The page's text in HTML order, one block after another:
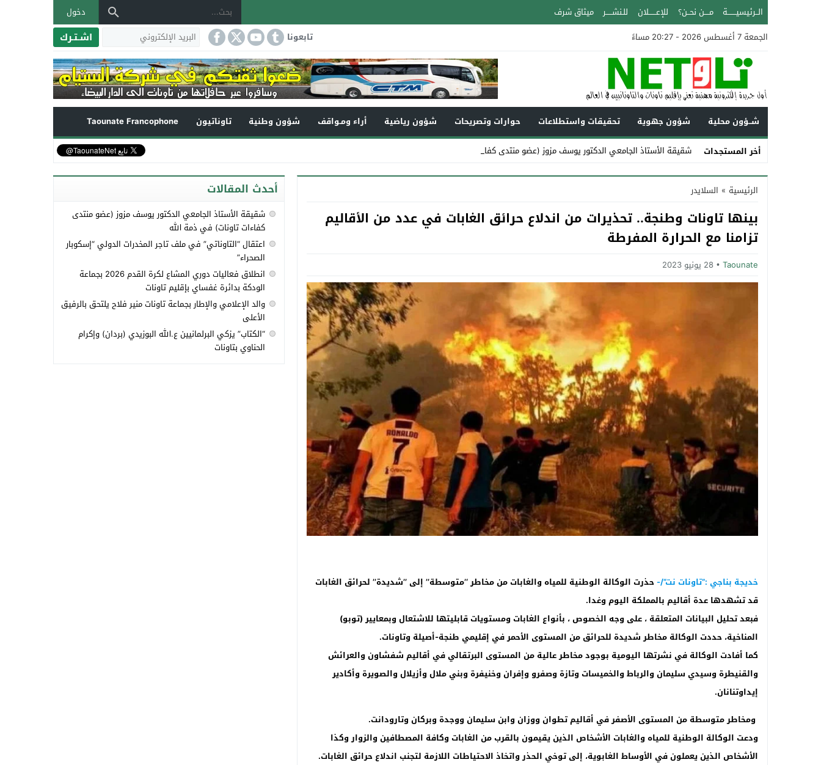
الــرئيسيـــــــة مــــن نحــن؟ للإعــــــلان للـنشـــــر ميثاق شرف
دخول
الجمعة 7 أغسطس 2026 - 20:27 مساءً
تابعونا اشـتـرك
شــؤون محلية شؤون جهوية تحقيقات واستطلاعات حوارات وتصريحات شؤون رياضية أراء ومـواقف شؤون وطنية تاوناتيون
Taounate Francophone
أخر المستجدات
شقيقة الأستاذ الجامعي الدكتور يوسف مزوز (عضو منتدى كفاءات تاونا _
Stop
Previous
Next
الرئيسية » السلايدر
بينها تاونات وطنجة.. تحذيرات من اندلاع حرائق الغابات في عدد من الأقاليم
تزامنا مع الحرارة المفرطة
Taounate 28 يونيو 2023
خديجة بناجي :”تاونات نت”/-حذرت الوكالة الوطنية للمياه والغابات من مخاطر ‘’متوسطة’’ إلى ’’شديدة’’ لحرائق الغابات
قد تشهدها عدة أقاليم بالمملكة اليوم وغدا.
فبعد تحليل البيانات المتعلقة ، على وجه الخصوص ، بأنواع الغابات ومستويات قابليتها للاشتعال وبمعايير (توبو)
المناخية، حددت الوكالة مخاطر شديدة للحرائق من المستوى الأحمر في إقليمي طنجة-أصيلة وتاونات.
كما أفادت الوكالة في نشرتها اليومية بوجود مخاطر عالية من المستوى البرتقالي في أقاليم شفشاون والعرائش
والقنيطرة وسيدي سليمان والرباط والخميسات وتازة وصفرو وإفران وخنيفرة وبني ملال وأزيلال والصويرة وأكادير
إيداوتنانان.
ومخاطر متوسطة من المستوى الأصفر في أقاليم تطوان ووزان وابن سليمان ووجدة وبركان وتارودانت.
ودعت الوكالة الوطنية للمياه والغابات الأشخاص الذين يقيمون بالقرب من الغابات وكافة المصطافين والزوار وكذا
الأشخاص الذين يعملون في الأوساط الغابوية، إلى توخي الحذر واتخاذ الاحتياطات اللازمة لتجنب اندلاع حرائق الغابات.
أحدث المقالات
شقيقة الأستاذ الجامعي الدكتور يوسف مزوز (عضو منتدى
كفاءات تاونات) في ذمة الله
اعتقال “التاوناتي” في ملف تاجر المخدرات الدولي “إسكوبار
الصحراء”
انطلاق فعاليات دوري المشاع لكرة القدم 2026 بجماعة
الودكة بدائرة غفساي بإقليم تاونات
والد الإعلامي والإطار بجماعة تاونات منير فلاح يلتحق بالرفيق
الأعلى
“الكتاب” يزكي البرلمانيين ع.الله البوزيدي (بردان) وإكرام
الحناوي بتاونات